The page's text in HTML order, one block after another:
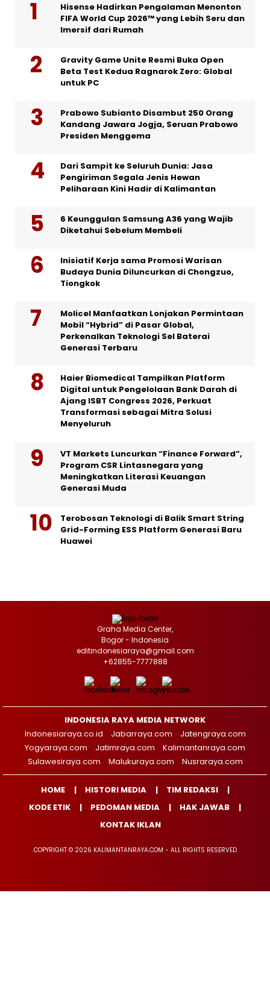
Hisense Hadirkan Pengalaman Menonton
FIFA World Cup 2026™ yang Lebih Seru dan
Imersif dari Rumah
Gravity Game Unite Resmi Buka Open
Beta Test Kedua Ragnarok Zero: Global
untuk PC
Prabowo Subianto Disambut 250 Orang
Kandang Jawara Jogja, Seruan Prabowo
Presiden Menggema
Dari Sampit ke Seluruh Dunia: Jasa
Pengiriman Segala Jenis Hewan
Peliharaan Kini Hadir di Kalimantan
6 Keunggulan Samsung A36 yang Wajib
Diketahui Sebelum Membeli
Inisiatif Kerja sama Promosi Warisan
Budaya Dunia Diluncurkan di Chongzuo,
Tiongkok
Molicel Manfaatkan Lonjakan Permintaan
Mobil “Hybrid” di Pasar Global,
Perkenalkan Teknologi Sel Baterai
Generasi Terbaru
Haier Biomedical Tampilkan Platform
Digital untuk Pengelolaan Bank Darah di
Ajang ISBT Congress 2026, Perkuat
Transformasi sebagai Mitra Solusi
Menyeluruh
VT Markets Luncurkan “Finance Forward”,
Program CSR Lintasnegara yang
Meningkatkan Literasi Keuangan
Generasi Muda
Terobosan Teknologi di Balik Smart String
Grid-Forming ESS Platform Generasi Baru
Huawei
Graha Media Center,
Bogor - Indonesia
editindonesiaraya@gmail.com
+62855-7777888
INDONESIA RAYA MEDIA NETWORK
Indonesiaraya.co.id
Jabarraya.com
Jatengraya.com
Yogyaraya.com
Jatimraya.com
Kalimantanraya.com
Sulawesiraya.com
Malukuraya.com Nusraraya.com
HOME HISTORI MEDIA
TIM REDAKSI
KODE ETIK
PEDOMAN MEDIA
HAK JAWAB
KONTAK IKLAN
COPYRIGHT © 2026 KALIMANTANRAYA.COM - ALL RIGHTS RESERVED